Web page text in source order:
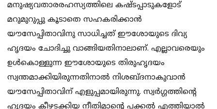
മനുഷ്യവതാരരഹസ്യത്തിലെ കഷ്ടപ്പാടുകളോട്
മറുമുറുപ്പു കൂടാതെ സഹകരിക്കാന്‍
യൗസേപ്പിതാവിനു സാധിച്ചത് ഈശോയുടെ ദിവ്യ
ഹൃദയം ചോദിച്ചു വാങ്ങിയതിനാലാണ്. എല്ലാവരെയും
ഉള്‍കൊള്ളുന്ന ഈശോയുടെ തിരുഹൃദയം
സ്വന്തമാക്കിയിരുന്നതിനാല്‍ നിശബ്ദനാകുവാന്‍
യൗസേപ്പിതാവിന് എളുപ്പമായിരുന്നു. സ്വര്‍ഗ്ഗത്തിന്റെ
ഹൃദയം കീഴടക്കിയ നീതിമാന്റെ പക്കല്‍ എത്തിയാല്‍